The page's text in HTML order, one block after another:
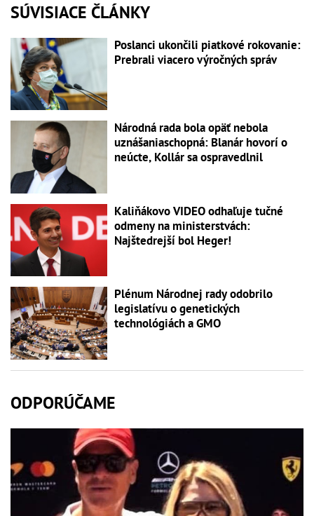
SÚVISIACE ČLÁNKY
Poslanci ukončili piatkové rokovanie:
Prebrali viacero výročných správ
Národná rada bola opäť nebola
uznášaniaschopná: Blanár hovorí o
neúcte, Kollár sa ospravedlnil
Kaliňákovo VIDEO odhaľuje tučné
odmeny na ministerstvách:
Najštedrejší bol Heger!
Plénum Národnej rady odobrilo
legislatívu o genetických
technológiách a GMO
ODPORÚČAME